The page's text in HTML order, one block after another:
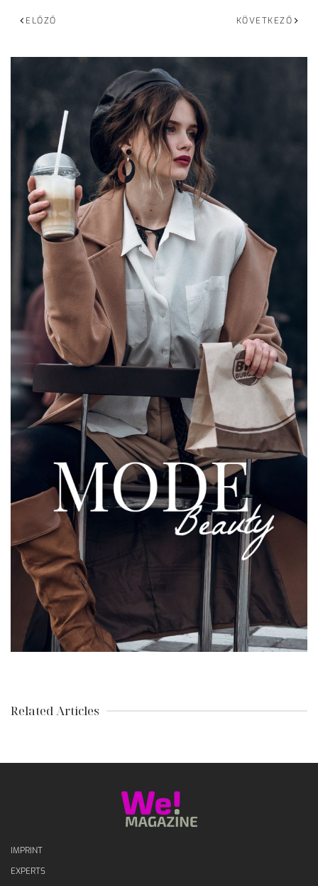
ELŐZŐ KÖVETKEZŐ
Related Articles
IMPRINT
EXPERTS